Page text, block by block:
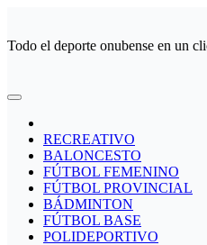
contenido
Todo el deporte onubense en un
RECREATIVO
BALONCESTO
FÚTBOL FEMENINO
FÚTBOL PROVINCIAL
BÁDMINTON
FÚTBOL BASE
POLIDEPORTIVO